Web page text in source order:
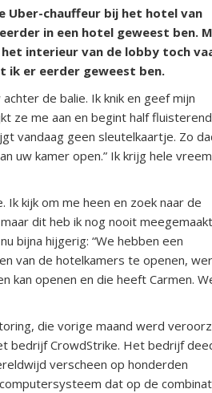
Uber-chauffeur bij het hotel van
in een hotel geweest ben.
interieur van de lobby toch
ik er eerder geweest ben.
de balie. Ik knik en geef mijn
ze me aan en begint half
vandaag geen sleutelkaartje. Zo
uw kamer open.” Ik krijg hele
kijk om me heen en zoek naar de
dit heb ik nog nooit
bijna hijgerig: “We hebben een
van de hotelkamers te openen,
kan openen en die heeft Carmen.
die vorige maand werd
bedrijf CrowdStrike. Het bedrijf
verscheen op honderden
dat op de